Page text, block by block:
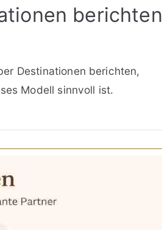
berichten
Destinationen berichten,
Modell sinnvoll ist.